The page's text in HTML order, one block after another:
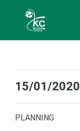
15/01/2020
PLANNING